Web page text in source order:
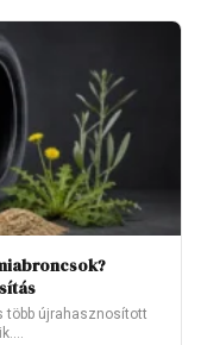
több újrahasznosított